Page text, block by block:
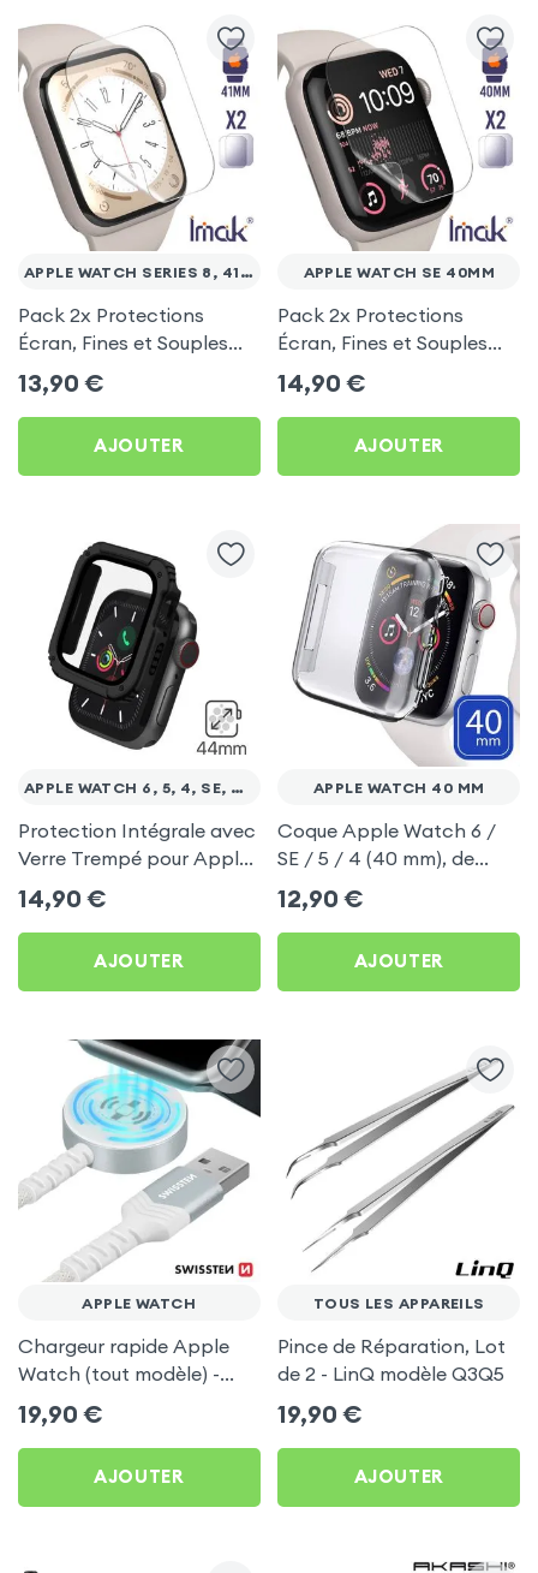
APPLE WATCH SERIES 8, 41MM
Pack 2x Protections
Écran, Fines et Souples
pour Apple Watch 8,
41mm, iMak
13,90 €
AJOUTER
APPLE WATCH SE 40MM
Pack 2x Protections
Écran, Fines et Souples
pour Apple Watch SE,
40mm, iMak
14,90 €
AJOUTER
APPLE WATCH 6, 5, 4, SE, 44MM
Protection Intégrale avec
Verre Trempé pour Apple
Watch Series 6, 5, 4 et
SE,44mm- Noir
14,90 €
AJOUTER
APPLE WATCH 40 MM
Coque Apple Watch 6 /
SE / 5 / 4 (40 mm), de
protection écran en
silicone
12,90 €
AJOUTER
APPLE WATCH
Chargeur rapide Apple
Watch (tout modèle) -
Câble résistant et longue
durée en nylon tressé -
USB
19,90 €
AJOUTER
TOUS LES APPAREILS
Pince de Réparation, Lot
de 2 - LinQ modèle Q3Q5
19,90 €
AJOUTER